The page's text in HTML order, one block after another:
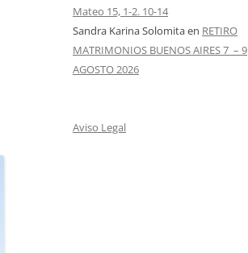
Mateo 15, 1-2. 10-14
Sandra Karina Solomitaen RETIRO
MATRIMONIOS BUENOS AIRES 7 – 9
AGOSTO 2026
Aviso Legal